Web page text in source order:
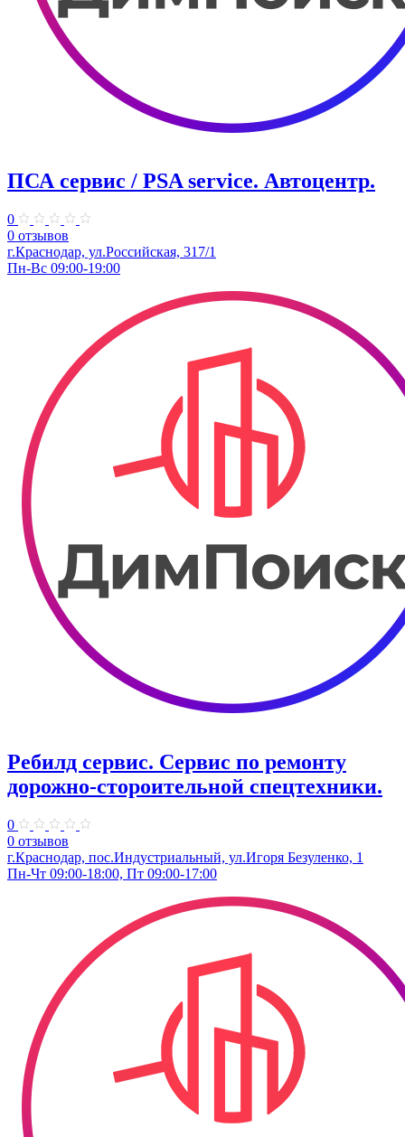
ПСА сервис / PSA service. ​Автоцентр.
0
0 отзывов
г.Краснодар, ул.Российская, 317/1
Пн-Вс 09:00-19:00
Ребилд сервис. Сервис по ремонту
дорожно-стороительной спецтехники.
0
0 отзывов
г.Краснодар, пос.Индустриальный, ул.Игоря Безуленко, 1
Пн-Чт 09:00-18:00, Пт 09:00-17:00